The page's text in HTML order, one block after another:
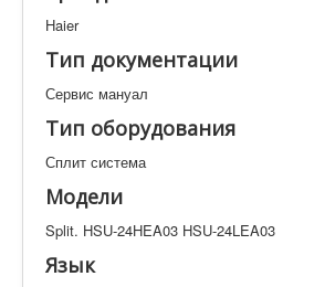
Техническая документация
Контакты
Техническая документация
Split. HSU-24HEA03 HSU-24LEA03
Искать
Haier
Тип документации
Сервис мануал
Тип оборудования
Сплит система
Модели
Split. HSU-24HEA03 HSU-24LEA03
Язык